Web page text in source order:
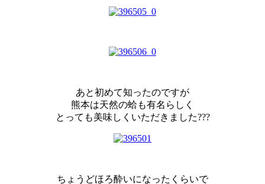
あと初めて知ったのですが
熊本は天然の蛤も有名らしく
とっても美味しくいただきました?‍??
ちょうどほろ酔いになったくらいで